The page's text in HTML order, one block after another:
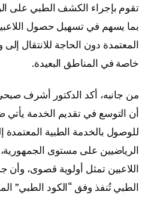
تقوم بإجراء الكشف الطبي على
بما يسهم في تسهيل حصول
المعتمدة دون الحاجة للانتقال
خاصة في المناطق البعيدة.
من جانبه، أكد الدكتور أشرف
أن التوسع في تقديم الخدمة
للوصول بالخدمة الطبية
الرياضيين على مستوى
اللاعبين تمثل أولوية قصوى،
الطبي تُنفذ وفق “الكود الطبي”